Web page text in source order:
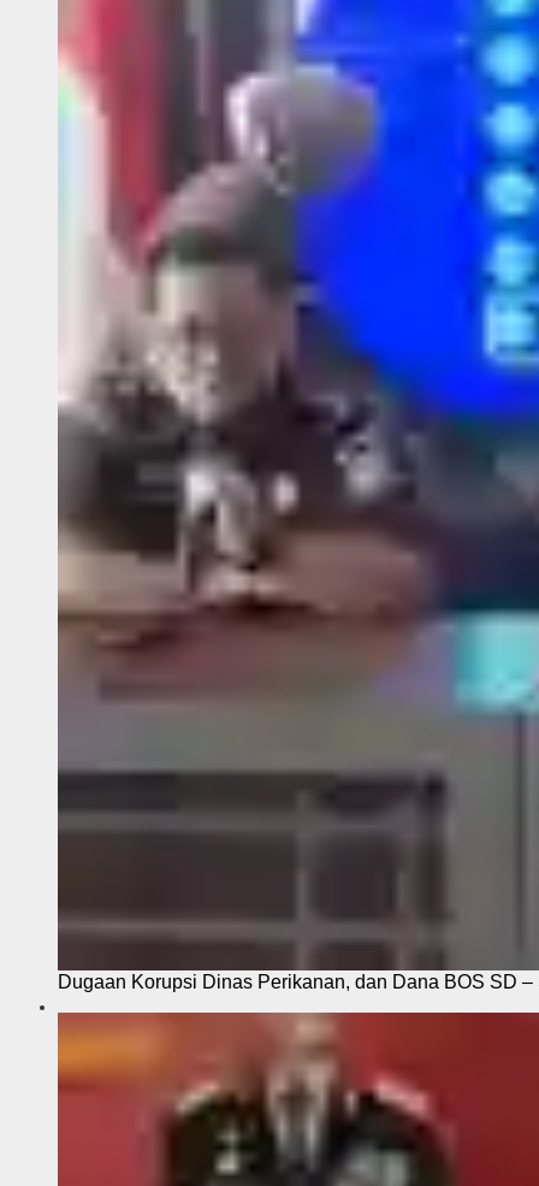
Dugaan Korupsi Dinas Perikanan, dan Dana BOS SD